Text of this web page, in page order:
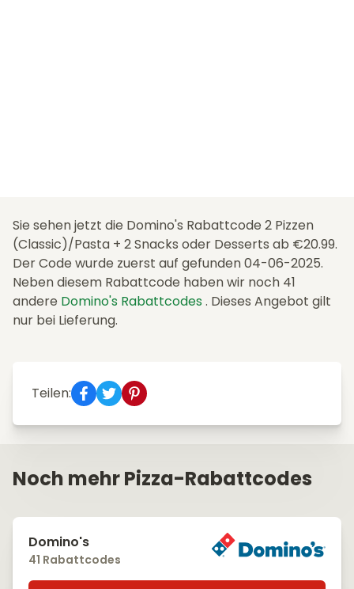
Sie sehen jetzt die Domino's Rabattcode 2 Pizzen
(Classic)/Pasta + 2 Snacks oder Desserts ab €20.99.
Der Code wurde zuerst auf gefunden 04-06-2025.
Neben diesem Rabattcode haben wir noch 41
andere Domino's Rabattcodes . Dieses Angebot gilt
nur bei Lieferung.
Teilen:
Noch mehr Pizza-Rabattcodes
Domino's
41 Rabattcodes